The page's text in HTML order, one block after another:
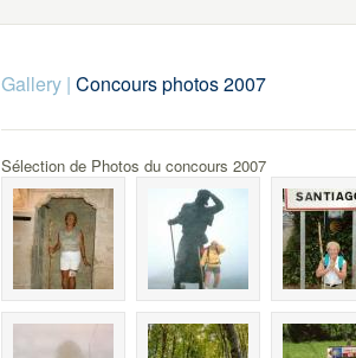
Gallery| Concours photos 2007
Sélection de Photos du concours 2007